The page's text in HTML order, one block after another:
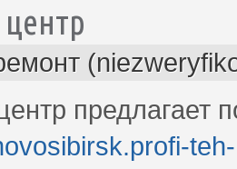
предлагает
teh-